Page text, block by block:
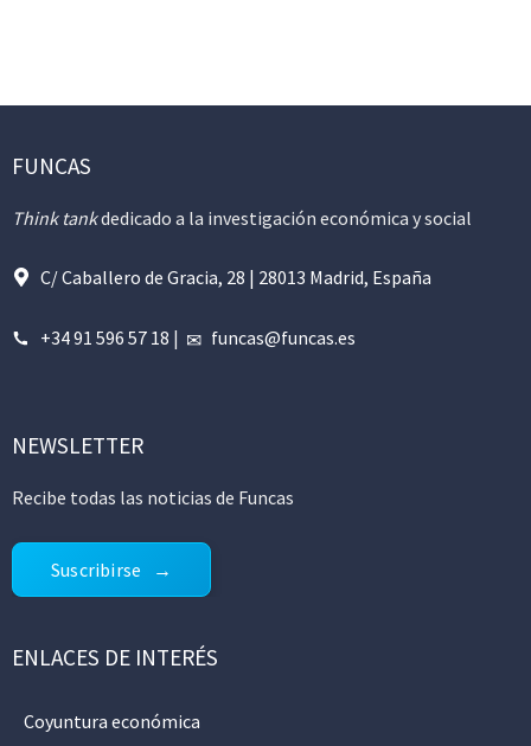
FUNCAS
Think tankdedicado a la investigación económica y social
C/ Caballero de Gracia, 28 | 28013 Madrid, España
+34 91 596 57 18 | funcas@funcas.es
NEWSLETTER
Recibe todas las noticias de Funcas
Suscribirse
ENLACES DE INTERÉS
Coyuntura económica